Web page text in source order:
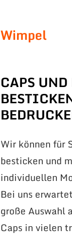
Wimpel
CAPS
Wir können für
besticken und
individuellen
Bei uns
große Auswahl
Caps in vielen